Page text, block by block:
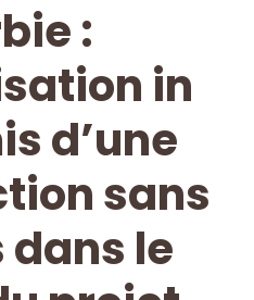
:
in
d’une
sans
le